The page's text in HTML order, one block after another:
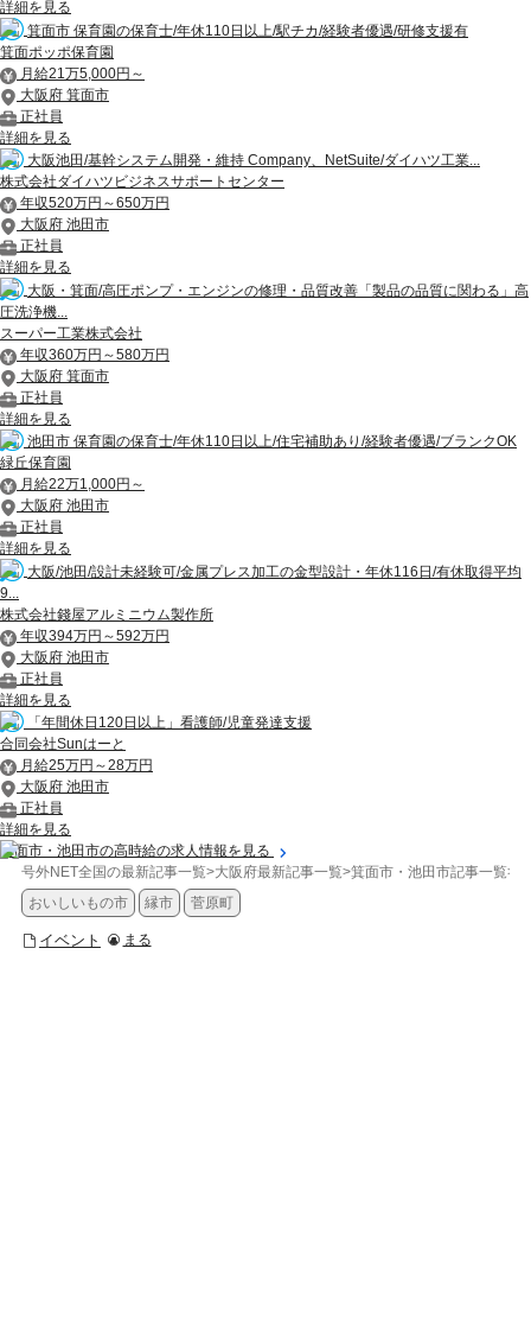
詳細を見る
箕面市 保育園の保育士/年休110日以上/駅チカ/経験者優遇/研修支援有
箕面ポッポ保育園
月給21万5,000円～
大阪府 箕面市
正社員
詳細を見る
大阪池田/基幹システム開発・維持 Company、NetSuite/ダイハツ工業...
株式会社ダイハツビジネスサポートセンター
年収520万円～650万円
大阪府 池田市
正社員
詳細を見る
大阪・箕面/高圧ポンプ・エンジンの修理・品質改善「製品の品質に関わる」高
圧洗浄機...
スーパー工業株式会社
年収360万円～580万円
大阪府 箕面市
正社員
詳細を見る
池田市 保育園の保育士/年休110日以上/住宅補助あり/経験者優遇/ブランクOK
緑丘保育園
月給22万1,000円～
大阪府 池田市
正社員
詳細を見る
大阪/池田/設計未経験可/金属プレス加工の金型設計・年休116日/有休取得平均
9...
株式会社錢屋アルミニウム製作所
年収394万円～592万円
大阪府 池田市
正社員
詳細を見る
「年間休日120日以上」看護師/児童発達支援
合同会社Sunはーと
月給25万円～28万円
大阪府 池田市
正社員
詳細を見る
箕面市・池田市の高時給の求人情報を見る
号外NET全国の最新記事一覧>大阪府最新記事一覧>箕面市・池田市記事一覧>
おいしいもの市
縁市 菅原町
イベント まる